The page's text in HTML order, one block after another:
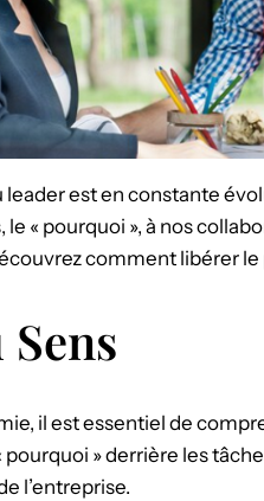
leader est en constante
« pourquoi », à nos
comment libérer
il est essentiel de
pourquoi » derrière les
l’entreprise.